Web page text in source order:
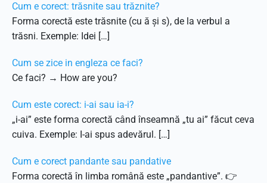
Cum e corect: trăsnite sau trăznite?
Forma corectă este trăsnite (cu ă și s), de la verbul a
trăsni. Exemple: Idei […]
Cum se zice in engleza ce faci?
Ce faci? → How are you?
Cum este corect: i-ai sau ia-i?
„i-ai” este forma corectă când înseamnă „tu ai” făcut ceva
cuiva. Exemple: I-ai spus adevărul. […]
Cum e corect pandante sau pandative
Forma corectă în limba română este „pandantive”. 👉